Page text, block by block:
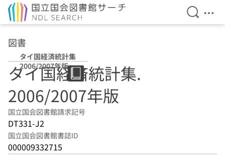
検索を
メ
図書
タイ国経済統計集
2006/2007年版
タイ国経済統計集.
2006/2007年版
国立国会図書館請求記号
DT331-J2
国立国会図書館書誌ID
000009332715